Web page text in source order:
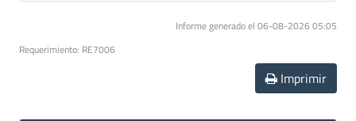
Informe generado el 06-08-2026 05:05
Requerimiento: RE7006
Imprimir